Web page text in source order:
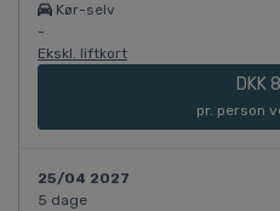
Kør-selv
-
Ekskl. liftkort
DKK
pr. person
25/04 2027
5 dage